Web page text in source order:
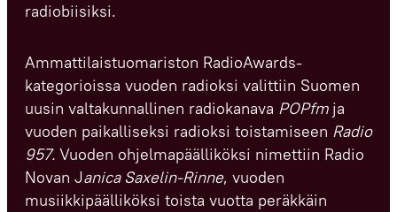
radiobiisiksi.
Ammattilaistuomariston RadioAwards-
kategorioissa vuoden radioksi valittiin Suomen
uusin valtakunnallinen radiokanava POPfm ja
vuoden paikalliseksi radioksi toistamiseen Radio
957. Vuoden ohjelmapäälliköksi nimettiin Radio
Novan Janica Saxelin-Rinne, vuoden
musiikkipäälliköksi toista vuotta peräkkäin